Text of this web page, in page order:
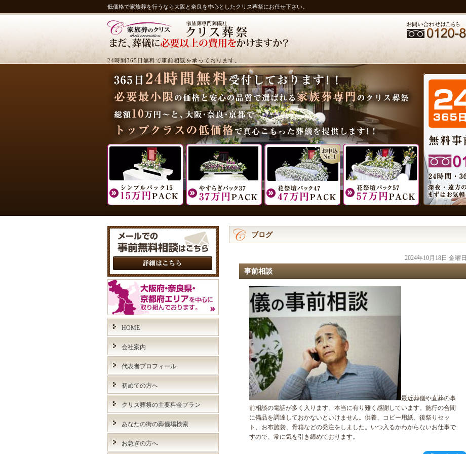
低価格で家族葬を行うなら大阪と奈良を中心としたクリス葬祭にお任せ下さい。
24時間365日無料で事前相談を承っております。
ブログ
2024年10月18日 金曜日
事前相談
最近葬儀や直葬の事
前相談の電話が多く入ります。本当に有り難く感謝しています。施行の合間
に備品を調達しておかないといけません。供養、コピー用紙、後祭りセッ
ト、お布施袋、骨箱などの発注をしました。いつ入るかわからないお仕事で
すので、常に気を引き締めております。
HOME
会社案内
代表者プロフィール
初めての方へ
クリス葬祭の主要料金プラン
あなたの街の葬儀場検索
お急ぎの方へ